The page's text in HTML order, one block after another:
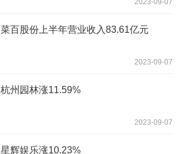
菜百股份上半年营业收入83.61亿元
2023-09-07
杭州园林涨11.59%
2023-09-07
星辉娱乐涨10.23%